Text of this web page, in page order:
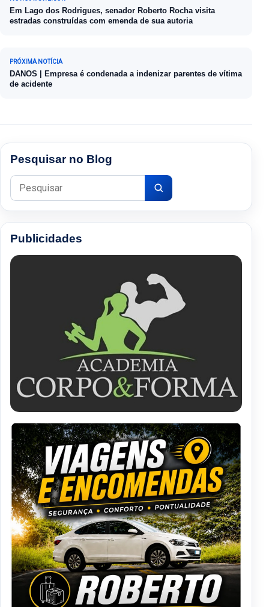
Em Lago dos Rodrigues, senador Roberto Rocha visita
estradas construídas com emenda de sua autoria
PRÓXIMA NOTÍCIA
DANOS | Empresa é condenada a indenizar parentes de vítima
de acidente
Pesquisar no Blog
Pesquisar por:
Publicidades